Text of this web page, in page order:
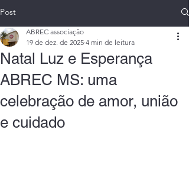
Post
Natal Luz e Esperança
ABREC MS: uma
celebração de amor, união
e cuidado
ABREC associação
19 de dez. de 2025 4 min de leitura